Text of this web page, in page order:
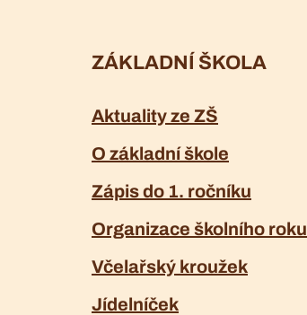
ZÁKLADNÍ ŠKOLA
Aktuality ze ZŠ
O základní škole
Zápis do 1. ročníku
Organizace školního roku
Včelařský kroužek
Jídelníček